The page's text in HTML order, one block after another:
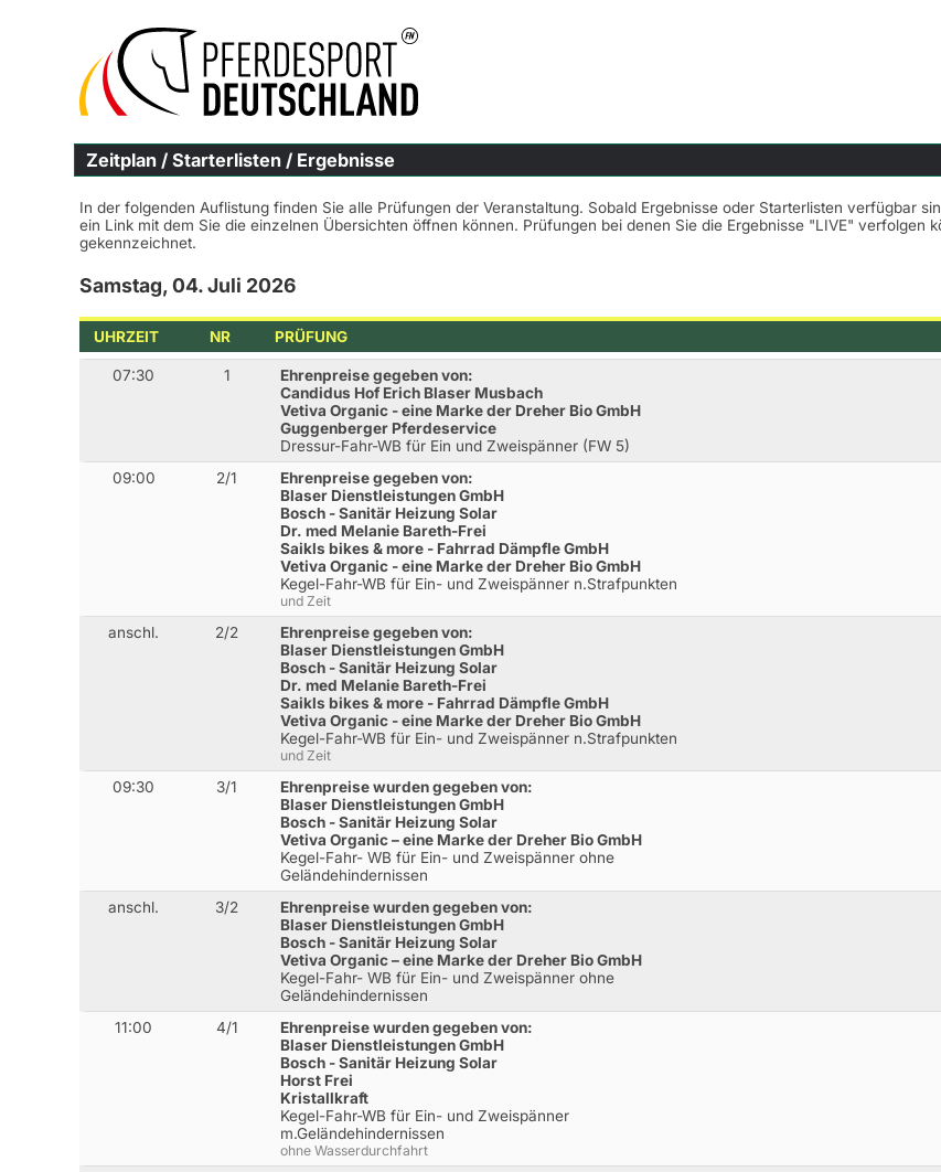
Zeitplan / Starterlisten / Ergebnisse
In der folgenden Auflistung finden Sie alle Prüfungen der Veranstaltung. Sobald Ergebnisse oder Starterlisten verfügbar
ein Link mit dem Sie die einzelnen Übersichten öffnen können. Prüfungen bei denen Sie die Ergebnisse "LIVE" verfolgen
gekennzeichnet.
Samstag, 04. Juli 2026
UHRZEIT NR PRÜFUNG
07:30 1
Ehrenpreise gegeben von:
Candidus Hof Erich Blaser Musbach
Vetiva Organic - eine Marke der Dreher Bio GmbH
Guggenberger Pferdeservice
Dressur-Fahr-WB für Ein und Zweispänner (FW 5)
09:00 2/1
Ehrenpreise gegeben von:
Blaser Dienstleistungen GmbH
Bosch - Sanitär Heizung Solar
Dr. med Melanie Bareth-Frei
Saikls bikes & more - Fahrrad Dämpfle GmbH
Vetiva Organic - eine Marke der Dreher Bio GmbH
Kegel-Fahr-WB für Ein- und Zweispänner n.Strafpunkten
und Zeit
anschl. 2/2
Ehrenpreise gegeben von:
Blaser Dienstleistungen GmbH
Bosch - Sanitär Heizung Solar
Dr. med Melanie Bareth-Frei
Saikls bikes & more - Fahrrad Dämpfle GmbH
Vetiva Organic - eine Marke der Dreher Bio GmbH
Kegel-Fahr-WB für Ein- und Zweispänner n.Strafpunkten
und Zeit
09:30 3/1
Ehrenpreise wurden gegeben von:
Blaser Dienstleistungen GmbH
Bosch - Sanitär Heizung Solar
Vetiva Organic – eine Marke der Dreher Bio GmbH
Kegel-Fahr- WB für Ein- und Zweispänner ohne
Geländehindernissen
anschl. 3/2
Ehrenpreise wurden gegeben von:
Blaser Dienstleistungen GmbH
Bosch - Sanitär Heizung Solar
Vetiva Organic – eine Marke der Dreher Bio GmbH
Kegel-Fahr- WB für Ein- und Zweispänner ohne
Geländehindernissen
11:00 4/1
Ehrenpreise wurden gegeben von:
Blaser Dienstleistungen GmbH
Bosch - Sanitär Heizung Solar
Horst Frei
Kristallkraft
Kegel-Fahr-WB für Ein- und Zweispänner
m.Geländehindernissen
ohne Wasserdurchfahrt